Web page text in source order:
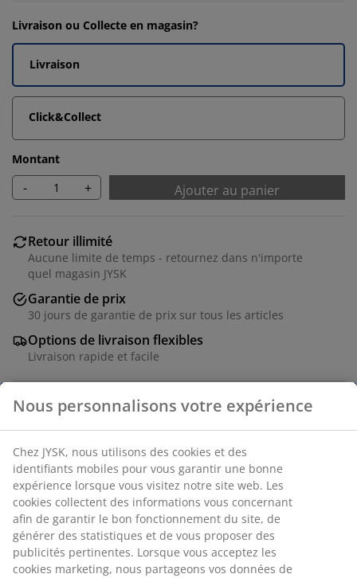
Livraison ou Collecte en magasin?
Livraison
Click&Collect
Montant
- + Ajouter au panier
Retour illimité
Aucune limite de temps - retournez dans n'importe
quel magasin JYSK
Garantie de prix
30 jours de garantie de prix sur tous les articles
Options de livraison flexibles
Livraison rapide et facile
Placage décoratif. Lot de 3. Ø45/55/70 x P3/3/3 cm
Numéro d’article: 3651003
Instructions de montage
Spécifications
Nous personnalisons votre expérience